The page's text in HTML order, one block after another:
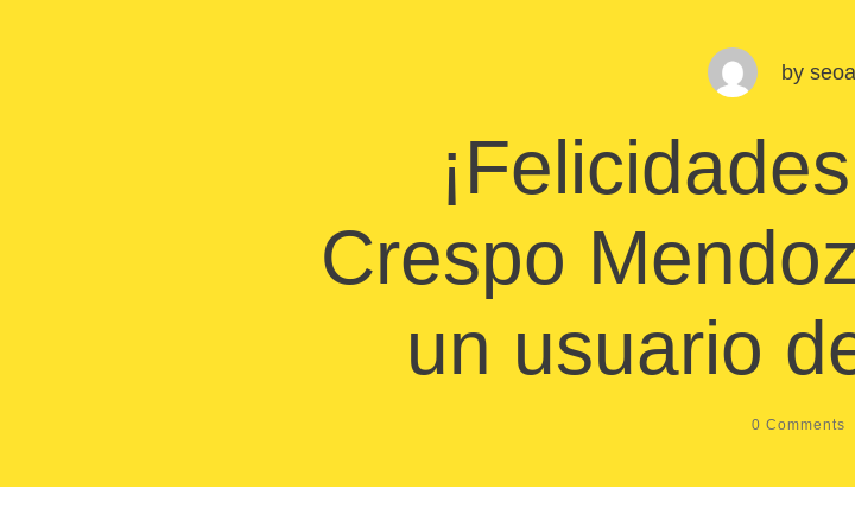
by
Crespo
un usuario
0 Comments